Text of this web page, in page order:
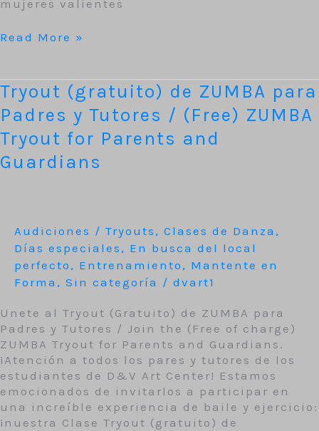
mujeres valientes
Read More »
Tryout (gratuito) de ZUMBA para
Padres y Tutores / (Free) ZUMBA
Tryout for Parents and
Guardians
Audiciones / Tryouts , Clases de Danza ,
Días especiales , En busca del local
perfecto , Entrenamiento , Mantente en
Forma , Sin categoría / dvart1
Unete al Tryout (Gratuito) de ZUMBA para
Padres y Tutores / Join the (Free of charge)
ZUMBA Tryout for Parents and Guardians.
¡Atención a todos los pares y tutores de los
estudiantes de D&V Art Center! Estamos
emocionados de invitarlos a participar en
una increíble experiencia de baile y ejercicio:
¡nuestra Clase Tryout (gratuito) de
Tryout
(gratuito) de
ZUMBA
para
Padres
y
ZUMBA
Tryout
Parents
and
Guardians